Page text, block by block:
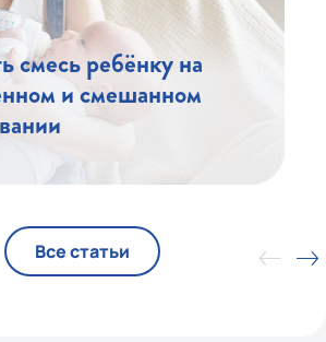
смесь ребёнку на
и смешанном
Все статьи